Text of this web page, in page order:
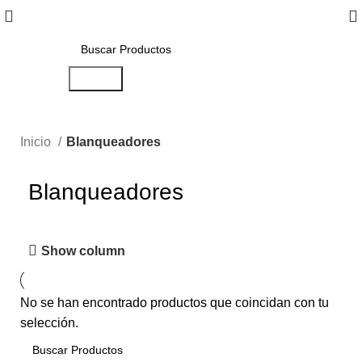
Inicio Blanqueadores
Blanqueadores
Show column
No se han encontrado productos que coincidan con tu
selección.